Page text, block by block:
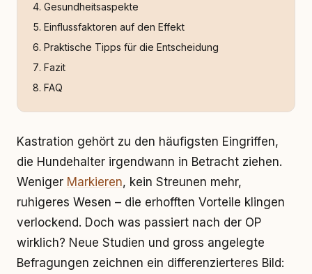
Gesundheitsaspekte
Einflussfaktoren auf den Effekt
Praktische Tipps für die Entscheidung
Fazit
FAQ
Kastration gehört zu den häufigsten Eingriffen,
die Hundehalter irgendwann in Betracht ziehen.
Weniger Markieren, kein Streunen mehr,
ruhigeres Wesen – die erhofften Vorteile klingen
verlockend. Doch was passiert nach der OP
wirklich? Neue Studien und gross angelegte
Befragungen zeichnen ein differenzierteres Bild: